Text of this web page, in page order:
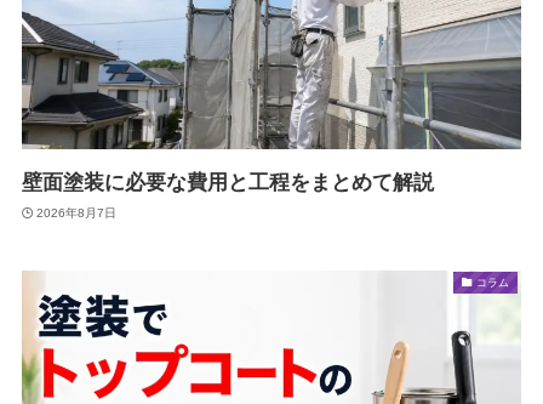
壁面塗装に必要な費用と工程をまとめて解説
2026年8月7日
コラム